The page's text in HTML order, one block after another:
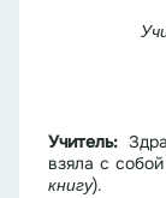
Учитель:
взяла с
книгу).